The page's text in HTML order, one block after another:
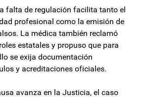
falta de regulación facilita tanto el
profesional como la emisión de
La médica también reclamó
estatales y propuso que para
se exija documentación
y acreditaciones oficiales.
avanza en la Justicia, el caso